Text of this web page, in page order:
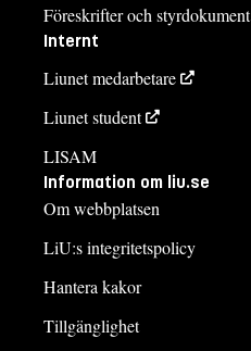
Föreskrifter och styrdokument
Internt
Liunet medarbetare
Liunet student
LISAM
Information om liu.se
Om webbplatsen
LiU:s integritetspolicy
Hantera kakor
Tillgänglighet